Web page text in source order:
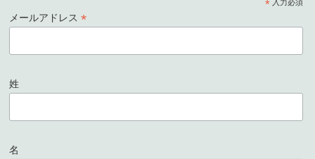
*入力必須
メールアドレス*
姓
名